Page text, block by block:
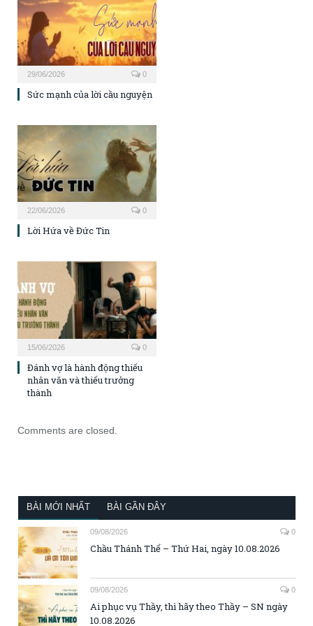
29/06/2026 0
Sức mạnh của lời cầu nguyện
22/06/2026 0
Lời Hứa về Đức Tin
15/06/2026 0
Đánh vợ là hành động thiếu
nhân văn và thiếu trưởng
thành
Comments are closed.
BÀI MỚI NHẤT BÀI GẦN ĐÂY
09/08/2026 0
Chầu Thánh Thể – Thứ Hai, ngày 10.08.2026
09/08/2026 0
Ai phục vụ Thầy, thì hãy theo Thầy – SN ngày
10.08.2026